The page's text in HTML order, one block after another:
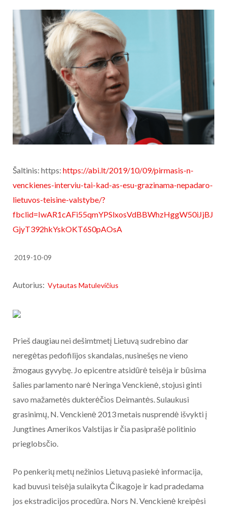
Šaltinis: https: https://abi.lt/2019/10/09/pirmasis-n-
venckienes-interviu-tai-kad-as-esu-grazinama-nepadaro-
lietuvos-teisine-valstybe/?
fbclid=IwAR1cAFi55qmYPSlxosVdBBWhzHggW50iJjBJ
GjyT392hkYskOKT6S0pAOsA
2019-10-09
Autorius: Vytautas Matulevičius
Prieš daugiau nei dešimtmetį Lietuvą sudrebino dar
neregėtas pedofilijos skandalas, nusinešęs ne vieno
žmogaus gyvybę. Jo epicentre atsidūrė teisėja ir būsima
šalies parlamento narė Neringa Venckienė, stojusi ginti
savo mažametės dukterėčios Deimantės. Sulaukusi
grasinimų, N. Venckienė 2013 metais nusprendė išvykti į
Jungtines Amerikos Valstijas ir čia pasiprašė politinio
prieglobsčio.
Po penkerių metų nežinios Lietuvą pasiekė informacija,
kad buvusi teisėja sulaikyta Čikagoje ir kad pradedama
jos ekstradicijos procedūra. Nors N. Venckienė kreipėsi